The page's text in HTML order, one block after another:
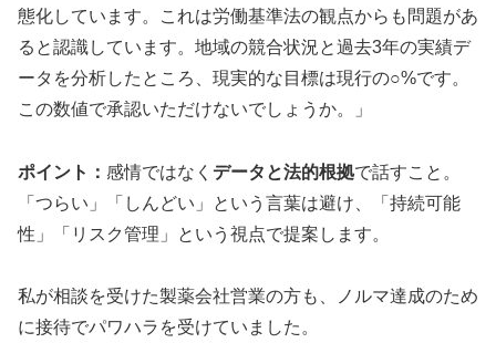
態化しています。これは労働基準法の観点からも問題があ
ると認識しています。地域の競合状況と過去3年の実績デ
ータを分析したところ、現実的な目標は現行の○%です。
この数値で承認いただけないでしょうか。」
ポイント： 感情ではなく データと法的根拠で話すこと。
「つらい」「しんどい」という言葉は避け、「持続可能
性」「リスク管理」という視点で提案します。
私が相談を受けた製薬会社営業の方も、ノルマ達成のため
に接待でパワハラを受けていました。